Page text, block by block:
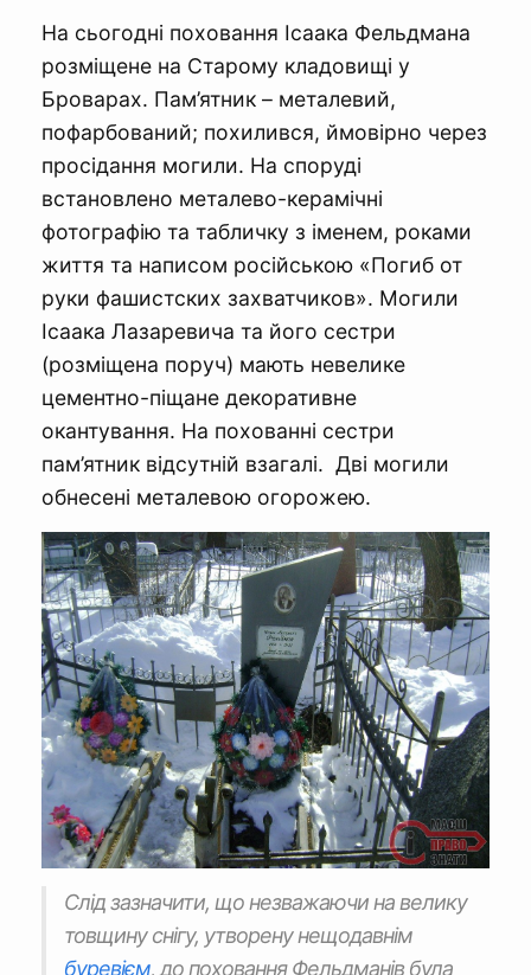
На сьогодні поховання Ісаака Фельдмана
розміщене на Старому кладовищі у
Броварах. Пам’ятник – металевий,
пофарбований; похилився, ймовірно через
просідання могили. На споруді
встановлено металево-керамічні
фотографію та табличку з іменем, роками
життя та написом російською «Погиб от
руки фашистских захватчиков». Могили
Ісаака Лазаревича та його сестри
(розміщена поруч) мають невелике
цементно-піщане декоративне
окантування. На похованні сестри
пам’ятник відсутній взагалі. Дві могили
обнесені металевою огорожею.
Слід зазначити, що незважаючи на велику
товщину снігу, утворену нещодавнім
буревієм, до поховання Фельдманів була